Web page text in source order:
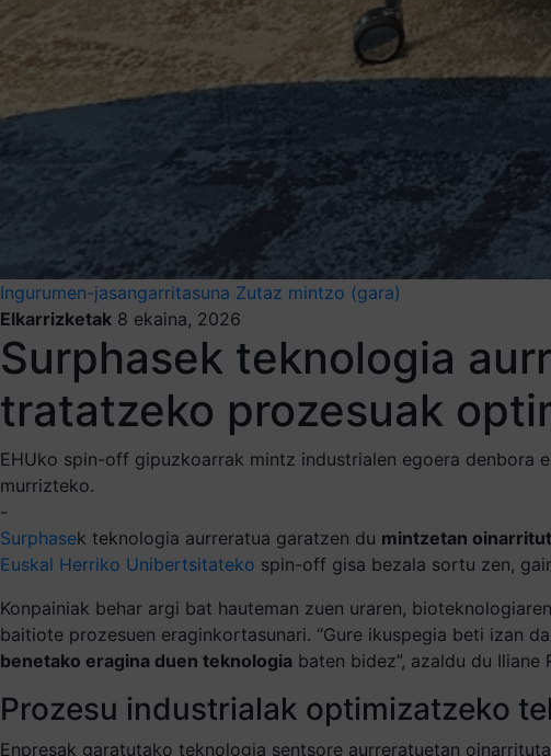
Ingurumen-jasangarritasuna Zutaz mintzo (gara)
Elkarrizketak 8 ekaina, 2026
Surphasek teknologia
tratatzeko prozesuak
EHUko spin-off gipuzkoarrak mintz industrialen egoera denbora
murrizteko.
-
Surphasek teknologia aurreratua garatzen du mintzetan
Euskal Herriko Unibertsitateko spin-off gisa bezala sortu zen,
Konpainiak behar argi bat hauteman zuen uraren,
baitiote prozesuen eraginkortasunari. “Gure ikuspegia beti izan
benetako eragina duen teknologia baten bidez”, azaldu du
Prozesu industrialak optimizatzeko
Enpresak garatutako teknologia sentsore aurreratuetan